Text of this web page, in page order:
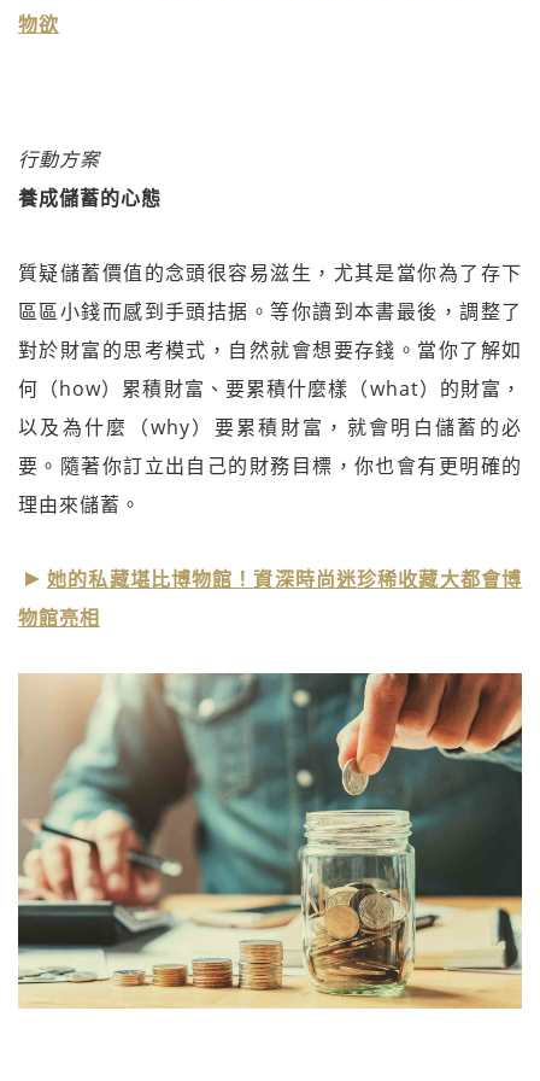
物欲
行動方案
養成儲蓄的心態
質疑儲蓄價值的念頭很容易滋生，尤其是當你為了存下
區區小錢而感到手頭拮据。等你讀到本書最後，調整了
對於財富的思考模式，自然就會想要存錢。當你了解如
何（how）累積財富、要累積什麼樣（what）的財富，
以及為什麼（why）要累積財富，就會明白儲蓄的必
要。隨著你訂立出自己的財務目標，你也會有更明確的
理由來儲蓄。
她的私藏堪比博物館！資深時尚迷珍稀收藏大都會博
物館亮相